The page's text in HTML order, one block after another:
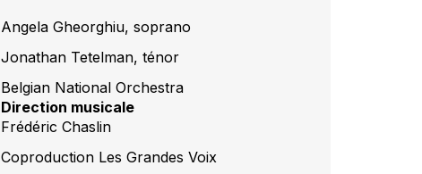
Angela Gheorghiu, soprano
Jonathan Tetelman, ténor
Belgian National Orchestra
Direction musicale
Frédéric Chaslin
Coproduction Les Grandes Voix